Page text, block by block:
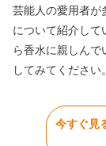
芸能人の愛用者が
について紹介して
ら香水に親しん
してみてください。
今すぐ見